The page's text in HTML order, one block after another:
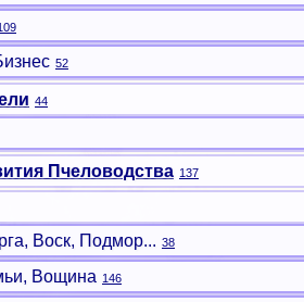
52
44
Пчеловодства 137
Воск, Подмор... 38
Вощина 146